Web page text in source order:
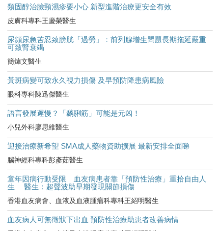
類固醇治臉頸濕疹要小心 新型進階治療更安全有效
皮膚科專科王慶榮醫生
尿頻尿急苦忍致膀胱「過勞」：前列腺增生問題長期拖延嚴重
可致腎衰竭
簡煒文醫生
黃斑病變可致永久視力損傷 及早預防降患病風險
眼科專科陳迅傑醫生
語言發展遲慢？「黐脷筋」可能是元凶！
小兒外科廖思維醫生
迎接治療新希望 SMA成人藥物資助擴展 最新安排全面睇
腦神經科專科彭彥茹醫生
童年因病行動受限 血友病患者靠「預防性治療」重拾自由人
生 醫生：超聲波助早期發現關節損傷
香港血友病會、血液及血液腫瘤科專科王紹明醫生
血友病人可無徵狀下出血 預防性治療助患者改善病情